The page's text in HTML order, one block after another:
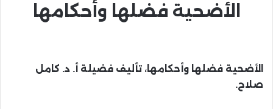
الأضحية فضلها وأحكامها
الأضحية فضلها وأحكامها، تأليف فضيلة أ. د. كامل
صلاح.